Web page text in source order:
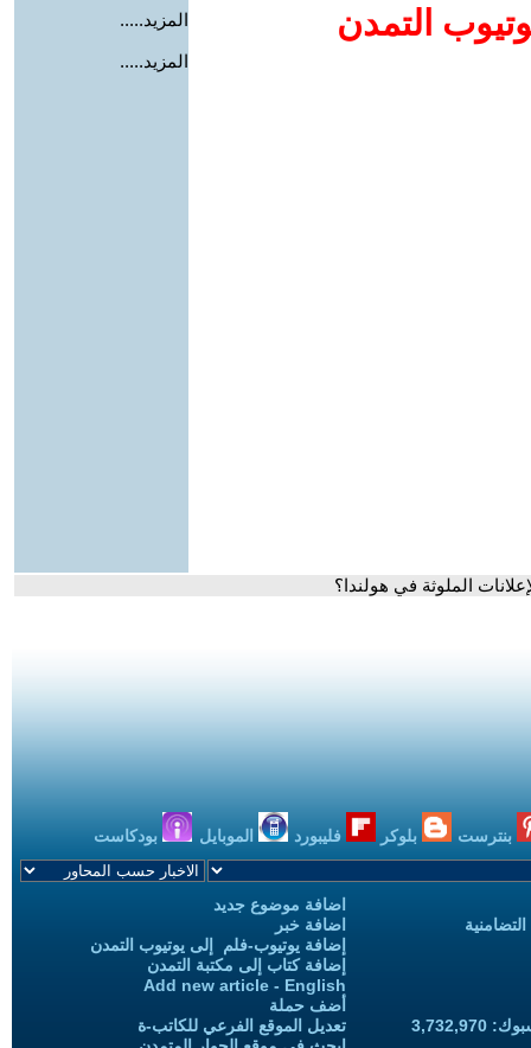
التمدن
المزيد.....
المزيد.....
الملوثة في هولندا؟
بنترست بلوكر فليبورد الموبايل بودكاست
اضافة موضوع جديد
اضافة خبر
إضافة يوتيوب-فلم إلى يوتيوب التمدن
إضافة كتاب إلى مكتبة التمدن
Add new article - English
أضف حملة
تعديل الموقع الفرعي للكاتب-ة